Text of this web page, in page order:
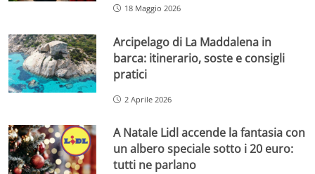
18 Maggio 2026
Arcipelago di La Maddalena in
barca: itinerario, soste e consigli
pratici
2 Aprile 2026
A Natale Lidl accende la fantasia con
un albero speciale sotto i 20 euro:
tutti ne parlano